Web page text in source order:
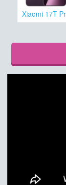
Xiaomi 17T